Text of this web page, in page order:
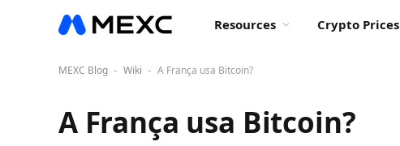
Resources Crypto Prices
MEXC Blog - Wiki - A França usa Bitcoin?
A França usa Bitcoin?